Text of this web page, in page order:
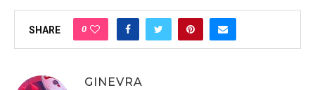
SHARE 0
GINEVRA